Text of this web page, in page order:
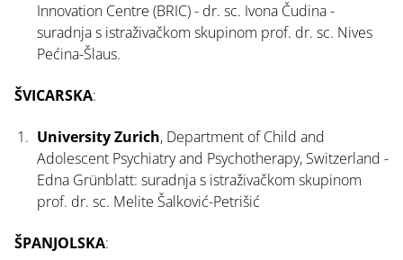
Innovation Centre (BRIC) - dr. sc. Ivona Čudina -
suradnja s istraživačkom skupinom prof. dr. sc. Nives
Pećina-Šlaus.
ŠVICARSKA:
University Zurich, Department of Child and
Adolescent Psychiatry and Psychotherapy, Switzerland -
Edna Grünblatt: suradnja s istraživačkom skupinom
prof. dr. sc. Melite Šalković-Petrišić
ŠPANJOLSKA: